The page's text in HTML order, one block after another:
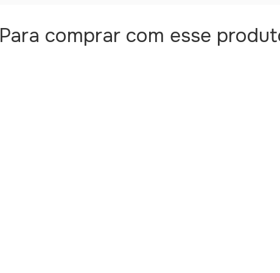
Para comprar com esse